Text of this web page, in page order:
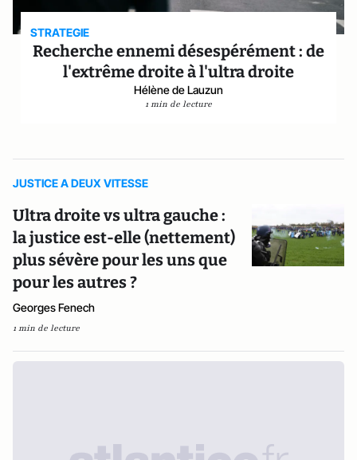
STRATEGIE
Recherche ennemi désespérément : de
l'extrême droite à l'ultra droite
Hélène de Lauzun
1 min de lecture
JUSTICE A DEUX VITESSE
Ultra droite vs ultra gauche :
la justice est-elle (nettement)
plus sévère pour les uns que
pour les autres ?
Georges Fenech
1 min de lecture